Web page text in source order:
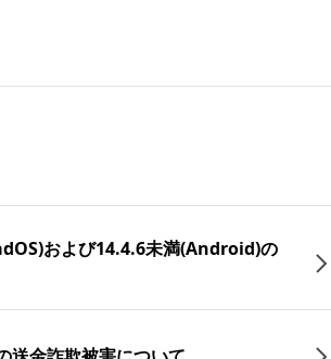
および14.4.6未満(Android)の